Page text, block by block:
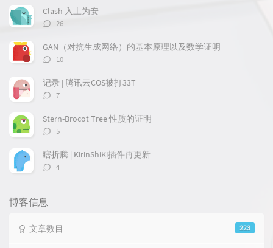
章
Clash 入土为安
评
数：
26
GAN（对抗生成网络）的基本原理以及数学证明
评
数：
10
记录 | 腾讯云COS被打33T
评
数：
7
Stern-Brocot Tree 性质的证明
评
数：
5
瞎折腾 | KirinShiKi插件再更新
评
4
博客信息
223
文章数目